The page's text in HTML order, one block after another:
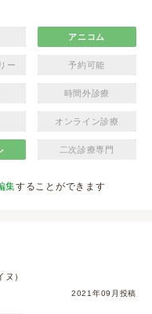
アニコム
ー 予約可能
時間外診療
オンライン診療
二次診療専門
集することができます
）
2021年09月投稿